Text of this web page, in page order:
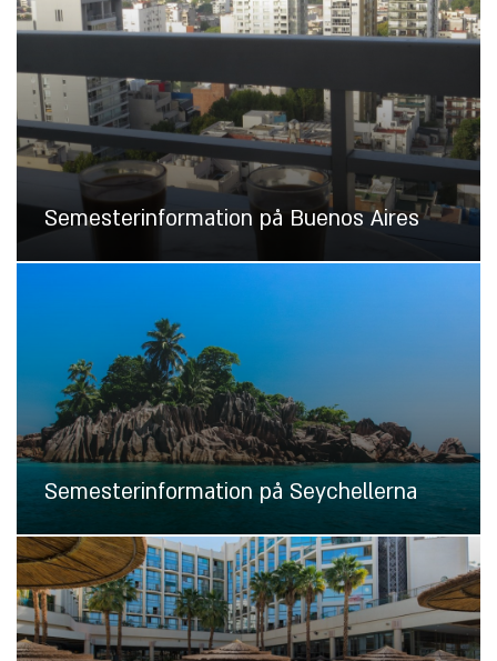
Semesterinformation på Buenos Aires
Semesterinformation på Seychellerna